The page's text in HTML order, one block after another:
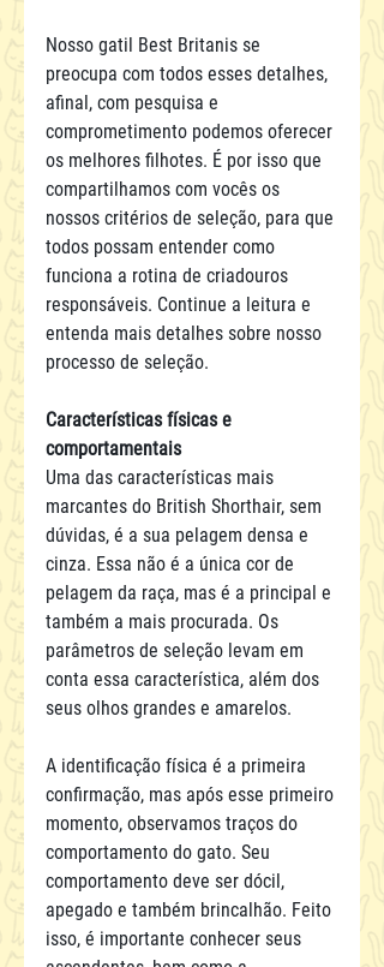
Nosso gatil Best Britanis se
preocupa com todos esses detalhes,
afinal, com pesquisa e
comprometimento podemos oferecer
os melhores filhotes. É por isso que
compartilhamos com vocês os
nossos critérios de seleção, para que
todos possam entender como
funciona a rotina de criadouros
responsáveis. Continue a leitura e
entenda mais detalhes sobre nosso
processo de seleção.
Características físicas e
comportamentais
Uma das características mais
marcantes do British Shorthair, sem
dúvidas, é a sua pelagem densa e
cinza. Essa não é a única cor de
pelagem da raça, mas é a principal e
também a mais procurada. Os
parâmetros de seleção levam em
conta essa característica, além dos
seus olhos grandes e amarelos.
A identificação física é a primeira
confirmação, mas após esse primeiro
momento, observamos traços do
comportamento do gato. Seu
comportamento deve ser dócil,
apegado e também brincalhão. Feito
isso, é importante conhecer seus